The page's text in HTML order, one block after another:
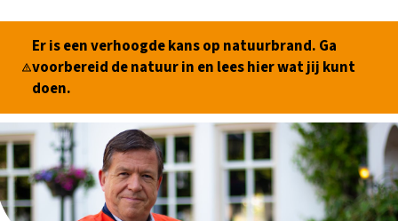
Er is een verhoogde kans op natuurbrand. Ga
voorbereid de natuur in en lees hier wat jij kunt
doen.